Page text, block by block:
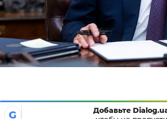
G
Добавьте